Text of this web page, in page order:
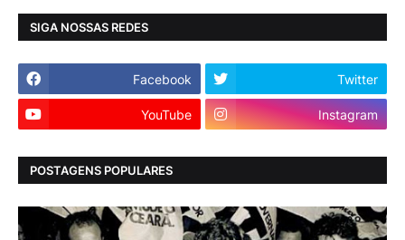
SIGA NOSSAS REDES
Facebook Twitter
YouTube Instagram
POSTAGENS POPULARES